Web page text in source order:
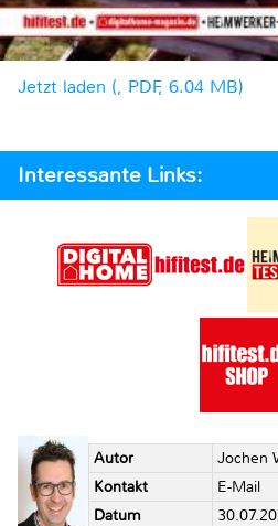
Jetzt laden (, PDF, 6.04 MB)
Interessante Links:
Autor
Jochen
Kontakt
E-Mail
Datum